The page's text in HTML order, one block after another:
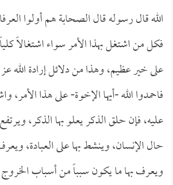
الله قال رسوله قال الصحابة هم أولوا
فكل من اشتغل بهذا الأمر سواء اشتغالاً
على خير عظيم، وهذا من دلائل إرادة الله
فاحمدوا الله -أيها الإخوة- على هذا
عليه، فإن حلق الذكر يعلو بها الذكر،
حال الإنسان، وينشط بها على العبادة،
ويعرف بها ما يكون سبباً من أسباب الخروج